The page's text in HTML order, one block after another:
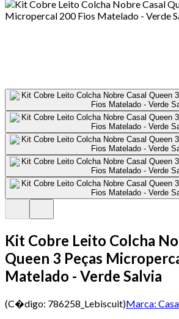
Kit Cobre Leito Colcha
Queen 3 Peças
Matelado - Verde Salvia
(C�digo: 786258_Lebiscuit)Marca: